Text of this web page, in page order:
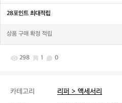
28포인트 최대적립
상품 구매 확정 적립
298 1 0
카테고리
리퍼 > 액세서리